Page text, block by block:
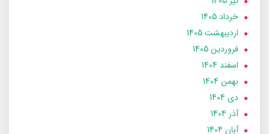
خرداد 1405
ارديبهشت 1405
فروردین 1405
اسفند 1404
بهمن 1404
دی 1404
آذر 1404
آبان 1404